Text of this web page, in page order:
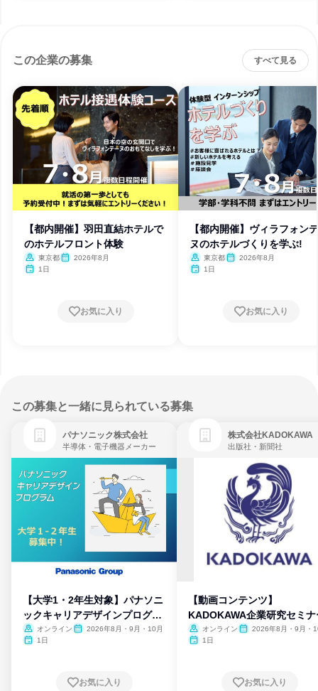
この企業の募集 すべて見る
【都内開催】羽田直結ホテルで
のホテルフロント体験
東京都
2026年8月
1日
お気に入り
【都内開催】ヴィラフォン
ヌのホテルづくりを学ぶ!
東京都
2026年8月
1日
お気に入り
この募集と一緒に見られている募集
パナソニック株式会社
半導体・電子機器メーカー
【大学1・2年生対象】パナソニ
ックキャリアデザインプログラ
ム
オンライン
2026年8月・9月・10月
1日
お気に入り
株式会社KADOKAWA
出版社・新聞社
【動画コンテンツ】
KADOKAWA企業研究セミナ
オンライン
2026年8月・9月・
1日
お気に入り